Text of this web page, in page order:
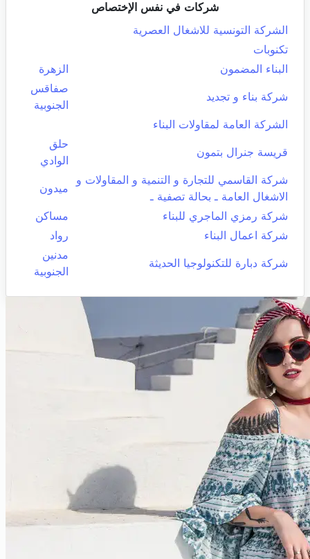
شركات في نفس الإختصاص
الشركة التونسية للاشغال العصرية
تكنوبات
البناء المضمون
الزهرة
شركة بناء و تجديد
صفاقس
الجنوبية
الشركة العامة لمقاولات البناء
قريسة جنرال بتمون
حلق
الوادي
شركة القاسمي للتجارة و التنمية و المقاولات و
الاشغال العامة ـ بحالة تصفية ـ
ميدون
شركة رمزي الماجري للبناء
مساكن
شركة اعمال البناء
رواد
شركة دبارة للتكنولوجيا الحديثة
مدنين
الجنوبية